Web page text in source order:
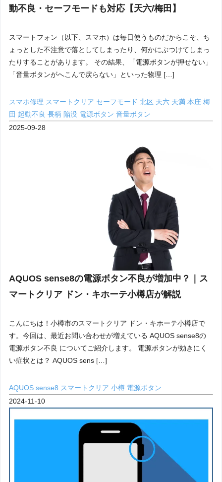
動不良・セーフモードも対応【天六/梅田】
スマートフォン（以下、スマホ）は毎日使うものだからこそ、ち
ょっとした不注意で落としてしまったり、何かにぶつけてしまっ
たりすることがあります。 その結果、「電源ボタンが押せない」
「音量ボタンがへこんで戻らない」といった物理 […]
スマホ修理 スマートクリア セーフモード北区 天六 天満本庄梅
田 起動不良長柄 陥没 電源ボタン音量ボタン
2025-09-28
AQUOS sense8の電源ボタン不良が増加中？｜ス
マートクリア ドン・キホーテ小樽店が解説
こんにちは！小樽市のスマートクリア ドン・キホーテ小樽店で
す。今回は、最近お問い合わせが増えている AQUOS sense8の
電源ボタン不良 についてご紹介します。 電源ボタンが効きにく
い症状とは？ AQUOS sens […]
AQUOSsense8 スマートクリア小樽 電源ボタン
2024-11-10